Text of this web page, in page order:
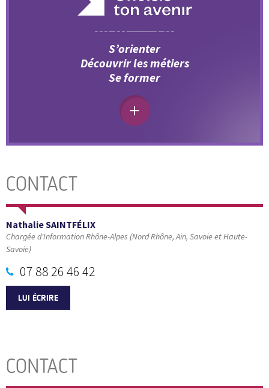
S’orienter
Découvrir les métiers
Se former
CONTACT
Nathalie SAINTFÉLIX
Chargée d'Information Rhône-Alpes (Nord Rhône, Ain, Savoie et Haute-
Savoie)
07 88 26 46 42
LUI ÉCRIRE
CONTACT